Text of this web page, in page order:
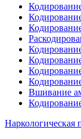
Вшивание
Наркологическая